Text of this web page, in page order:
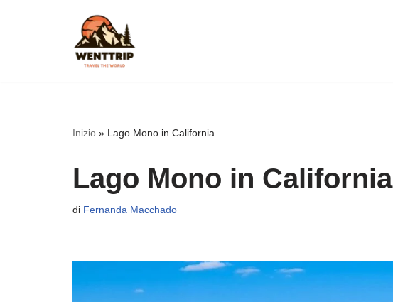
Inizio » Lago Mono in California
Lago Mono in California
di Fernanda Macchado